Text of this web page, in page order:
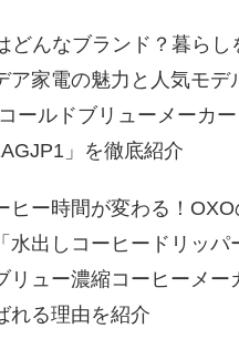
どんなブランド？暮らし
ア家電の魅力と人気モデ
コールドブリューメーカー
」を徹底紹介
ヒー時間が変わる！OXO
水出しコーヒードリッパ
リュー濃縮コーヒーメー
れる理由を紹介